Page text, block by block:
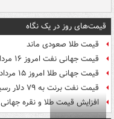
قیمت‌های روز در یک نگاه
قیمت طلا صعودی ماند
قیمت جهانی نفت امروز ۱۶ مرداد
قیمت جهانی طلا امروز ۱۵ مرداد
قیمت نفت برنت به ۷۹ دلار رسید
افزایش قیمت طلا و نقره جهانی